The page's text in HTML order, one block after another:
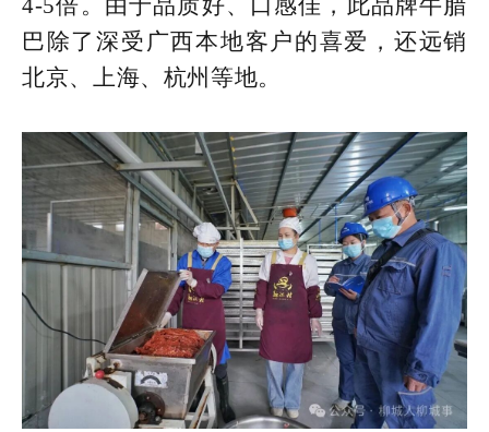
4-5倍。由于品质好、口感佳，此品牌牛腊
巴除了深受广西本地客户的喜爱，还远销
北京、上海、杭州等地。